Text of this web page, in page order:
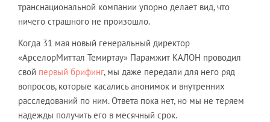
транснациональной компании упорно делает вид, что
ничего страшного не произошло.
Когда 31 мая новый генеральный директор
«АрселорМиттал Темиртау» Парамжит КАЛОН проводил
свой первый брифинг, мы даже передали для него ряд
вопросов, которые касались анонимок и внутренних
расследований по ним. Ответа пока нет, но мы не теряем
надежды получить его в месячный срок.